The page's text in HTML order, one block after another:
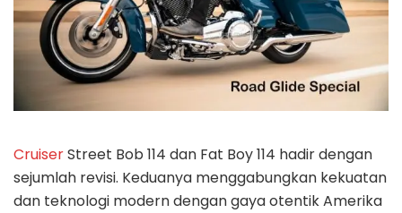
CruiserStreet Bob 114 dan Fat Boy 114 hadir dengan
sejumlah revisi. Keduanya menggabungkan kekuatan
dan teknologi modern dengan gaya otentik Amerika